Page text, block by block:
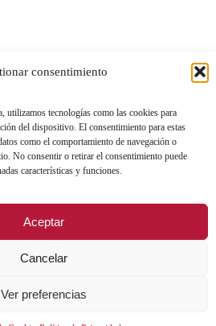
consentimiento
utilizamos tecnologías como las cookies para
del dispositivo. El consentimiento para estas
como el comportamiento de navegación o
No consentir o retirar el consentimiento puede
características y funciones.
Aceptar
Cancelar
Ver preferencias
DE ACTIVIDADES DE TRATAMIENTO